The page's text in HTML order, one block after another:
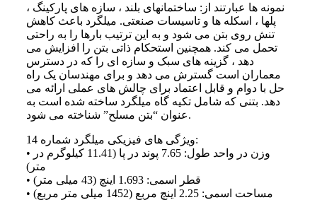
نمونه ها عبارتند از: ساختمانهای بلند ، سازه های پارکینگ ،
پلها ، اسکله ها و تاسیسات صنعتی. میلگرد باعث کاهش
تنش روی بتن می شود و به این ترتیب بارها را به راحتی
تحمل می کند. همچنین استحکام ذاتی بتن را افزایش می
دهد ، گزینه های سبک و سازه ای را که در دسترس
معماران است گسترش می دهد و برای مهندسان یک راه
حل با دوام و قابل اعتماد برای چالش های عملی ارائه می
دهد. بتنی که شامل تکیه گاه میلگرد ساخته شده است به
عنوان “بتن مسلح” شناخته می شود.
ویژگی های فیزیکی میلگرد شماره 14:
• وزن در واحد طول: 7.65 پوند در پا (11.41 کیلوگرم در
متر)
• قطر اسمی: 1.693 اینچ (43 میلی متر)
• مساحت اسمی: 2.25 اینچ مربع (1452 میلی متر مربع)